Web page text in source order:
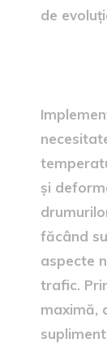
de
și
făcând
aspecte
trafic.
maximă,